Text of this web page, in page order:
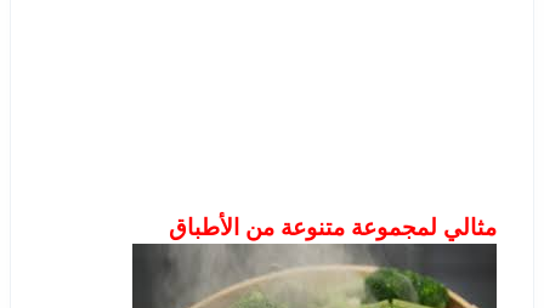
مثالي لمجموعة متنوعة من الأطباق